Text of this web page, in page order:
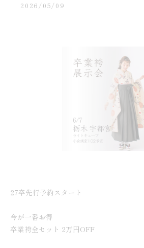
2026/05/09
27卒先行予約スタート
今が一番お得
卒業袴全セット 2万円OFF